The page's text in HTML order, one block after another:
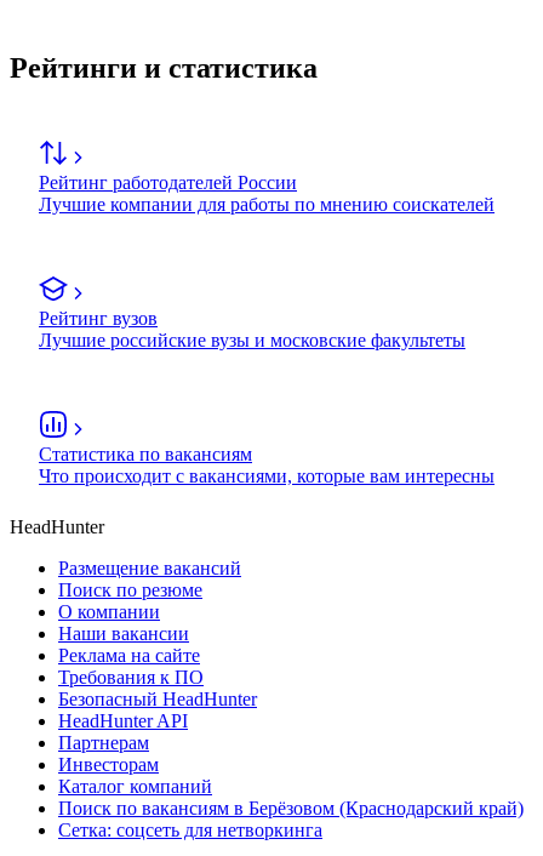
Рейтинги и статистика
Рейтинг работодателей России
Лучшие компании для работы по мнению соискателей
Рейтинг вузов
Лучшие российские вузы и московские факультеты
Статистика по вакансиям
Что происходит с вакансиями, которые вам интересны
HeadHunter
Размещение вакансий
Поиск по резюме
О компании
Наши вакансии
Реклама на сайте
Требования к ПО
Безопасный HeadHunter
HeadHunter API
Партнерам
Инвесторам
Каталог компаний
Поиск по вакансиям в Берёзовом (Краснодарский край)
Сетка: соцсеть для нетворкинга